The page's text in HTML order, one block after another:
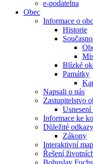
e-podatelna
Obec
Informace o
Historie
Blízké
Památky
Napsali o nás
Zastupitelstvo
Informace ke
Důležité odkazy
Zákony
Interaktivní
Řešení
Bohuslav Fuchs